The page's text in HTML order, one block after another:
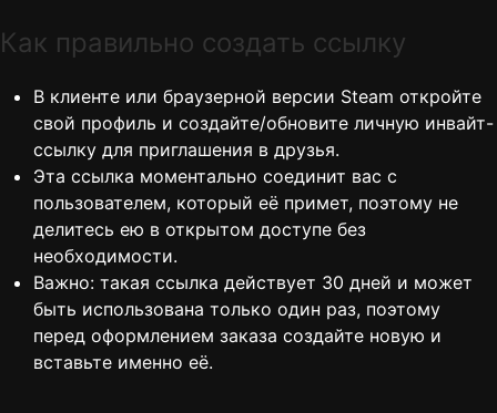
Как правильно создать ссылку
В клиенте или браузерной версии Steam откройте
свой профиль и создайте/обновите личную инвайт-
ссылку для приглашения в друзья.
Эта ссылка моментально соединит вас с
пользователем, который её примет, поэтому не
делитесь ею в открытом доступе без
необходимости.
Важно: такая ссылка действует 30 дней и может
быть использована только один раз, поэтому
перед оформлением заказа создайте новую и
вставьте именно её.